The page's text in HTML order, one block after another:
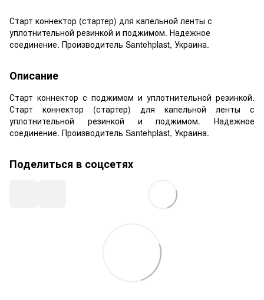
Старт коннектор (стартер) для капельной ленты с
уплотнительной резинкой и поджимом. Надежное
соединение. Производитель Santehplast, Украина.
Описание
Старт коннектор с поджимом и уплотнительной резинкой.
Старт коннектор (стартер) для капельной ленты с
уплотнительной резинкой и поджимом. Надежное
соединение. Производитель Santehplast, Украина.
Поделиться в соцсетях